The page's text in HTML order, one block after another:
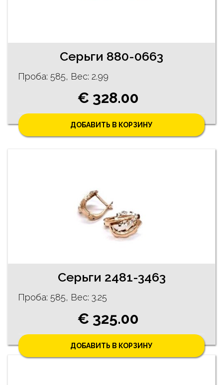
Серьги 880-0663
Проба: 585, Bес: 2.99
€ 328.00
ДОБАВИТЬ В КОРЗИНУ
Cерьги 2481-3463
Проба: 585, Bес: 3.25
€ 325.00
ДОБАВИТЬ В КОРЗИНУ